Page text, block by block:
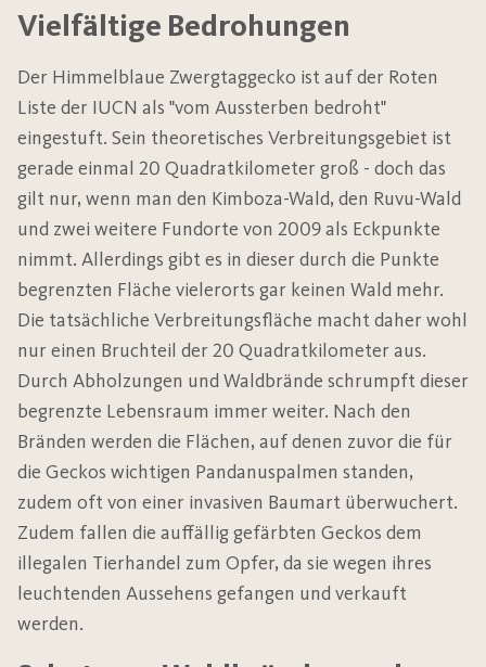
Vielfältige Bedrohungen
Der Himmelblaue Zwergtaggecko ist auf der Roten
Liste der IUCN als "vom Aussterben bedroht"
eingestuft. Sein theoretisches Verbreitungsgebiet ist
gerade einmal 20 Quadratkilometer groß - doch das
gilt nur, wenn man den Kimboza-Wald, den Ruvu-Wald
und zwei weitere Fundorte von 2009 als Eckpunkte
nimmt. Allerdings gibt es in dieser durch die Punkte
begrenzten Fläche vielerorts gar keinen Wald mehr.
Die tatsächliche Verbreitungsfläche macht daher wohl
nur einen Bruchteil der 20 Quadratkilometer aus.
Durch Abholzungen und Waldbrände schrumpft dieser
begrenzte Lebensraum immer weiter. Nach den
Bränden werden die Flächen, auf denen zuvor die für
die Geckos wichtigen Pandanuspalmen standen,
zudem oft von einer invasiven Baumart überwuchert.
Zudem fallen die auffällig gefärbten Geckos dem
illegalen Tierhandel zum Opfer, da sie wegen ihres
leuchtenden Aussehens gefangen und verkauft
werden.